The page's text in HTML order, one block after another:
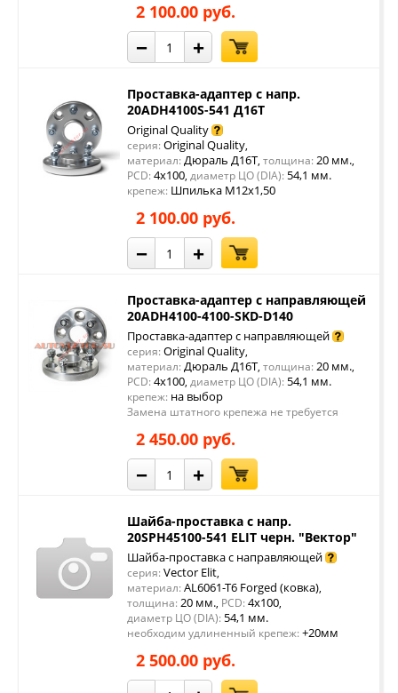
2 100.00 руб.
− +
Проставка-адаптер с напр.
20ADH4100S-541 Д16Т
Original Quality
серия: Original Quality,
материал: Дюраль Д16Т, толщина: 20 мм.,
PCD: 4x100, диаметр ЦО (DIA): 54,1 мм.
крепеж: Шпилька М12х1,50
2 100.00 руб.
− +
Проставка-адаптер с направляющей
20ADH4100-4100-SKD-D140
Проставка-адаптер с направляющей
серия: Original Quality,
материал: Дюраль Д16Т, толщина: 20 мм.,
PCD: 4x100, диаметр ЦО (DIA): 54,1 мм.
крепеж: на выбор
Замена штатного крепежа не требуется
2 450.00 руб.
− +
Шайба-проставка с напр.
20SPH45100-541 ELIT черн. "Вектор"
Шайба-проставка с направляющей
серия: Vector Elit,
материал: AL6061-T6 Forged (ковка),
толщина: 20 мм., PCD: 4x100,
диаметр ЦО (DIA): 54,1 мм.
необходим удлиненный крепеж: +20мм
2 500.00 руб.